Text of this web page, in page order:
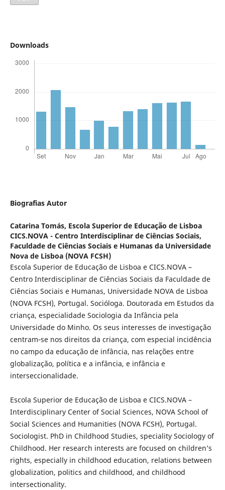
Downloads
Biografias Autor
Catarina Tomás, Escola Superior de Educação de Lisboa
CICS.NOVA - Centro Interdisciplinar de Ciências Sociais,
Faculdade de Ciências Sociais e Humanas da Universidade
Nova de Lisboa (NOVA FCSH)
Escola Superior de Educação de Lisboa e CICS.NOVA –
Centro Interdisciplinar de Ciências Sociais da Faculdade de
Ciências Sociais e Humanas, Universidade NOVA de Lisboa
(NOVA FCSH), Portugal. Socióloga. Doutorada em Estudos da
criança, especialidade Sociologia da Infância pela
Universidade do Minho. Os seus interesses de investigação
centram‑se nos direitos da criança, com especial incidência
no campo da educação de infância, nas relações entre
globalização, política e a infância, e infância e
interseccionalidade.
Escola Superior de Educação de Lisboa e CICS.NOVA –
Interdisciplinary Center of Social Sciences, NOVA School of
Social Sciences and Humanities (NOVA FCSH), Portugal.
Sociologist. PhD in Childhood Studies, speciality Sociology of
Childhood. Her research interests are focused on children’s
rights, especially in childhood education, relations between
globalization, politics and childhood, and childhood
intersectionality.